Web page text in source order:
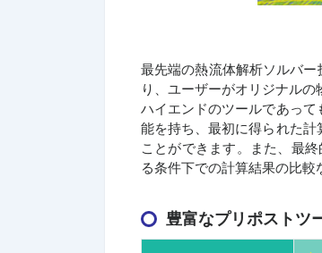
最先端の熱流体解析ソルバ
り、ユーザーがオリジナル
ハイエンドのツールであっ
能を持ち、最初に得られた
ことができます。また、最
る条件下での計算結果の比較
豊富なプリポストツ